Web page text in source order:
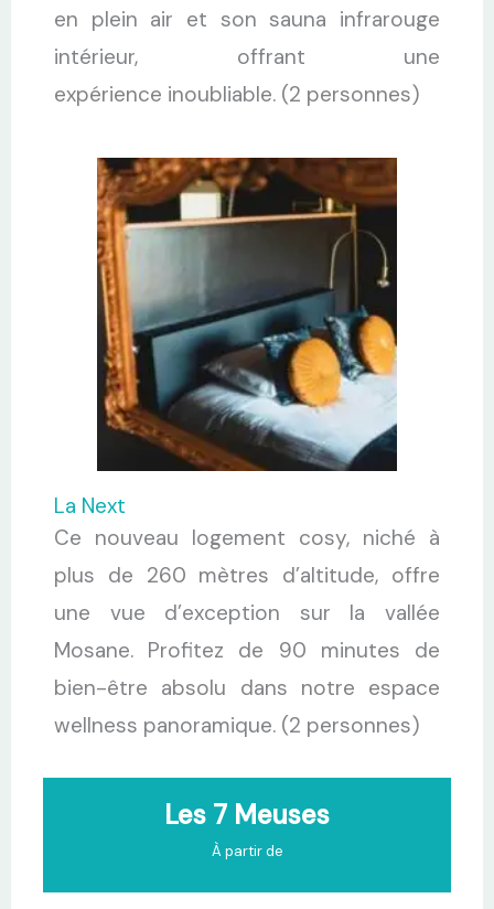
en plein air et son sauna infrarouge
intérieur, offrant une
expérience inoubliable. (2 personnes)
La Next
Ce nouveau logement cosy, niché à
plus de 260 mètres d’altitude, offre
une vue d’exception sur la vallée
Mosane. Profitez de 90 minutes de
bien-être absolu dans notre espace
wellness panoramique. (2 personnes)
Les 7 Meuses
À partir de